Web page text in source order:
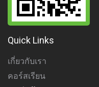
Quick Links
เกี่ยวกับเรา
คอร์สเรียน